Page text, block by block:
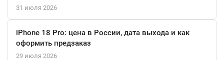
31 июля 2026
iPhone 18 Pro: цена в России, дата выхода и как
оформить предзаказ
29 июля 2026